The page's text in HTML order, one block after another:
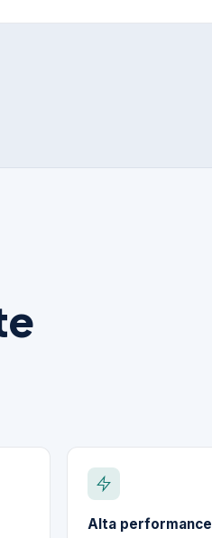
Alta performance